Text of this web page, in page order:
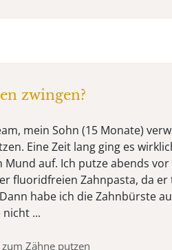
zwingen?
mein Sohn (15 Monate)
Eine Zeit lang ging es
auf. Ich putze abends vor
fluoridfreien Zahnpasta, da er
habe ich die Zahnbürste
...
Zähne putzen